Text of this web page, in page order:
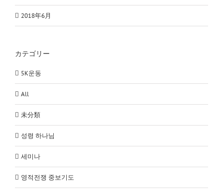
2018年6月
カテゴリー
5K운동
All
未分類
성령 하나님
세미나
영적전쟁 중보기도